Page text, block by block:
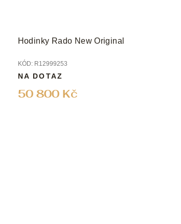
Hodinky Rado New Original
KÓD: R12999253
50 800 Kč
NA DOTAZ